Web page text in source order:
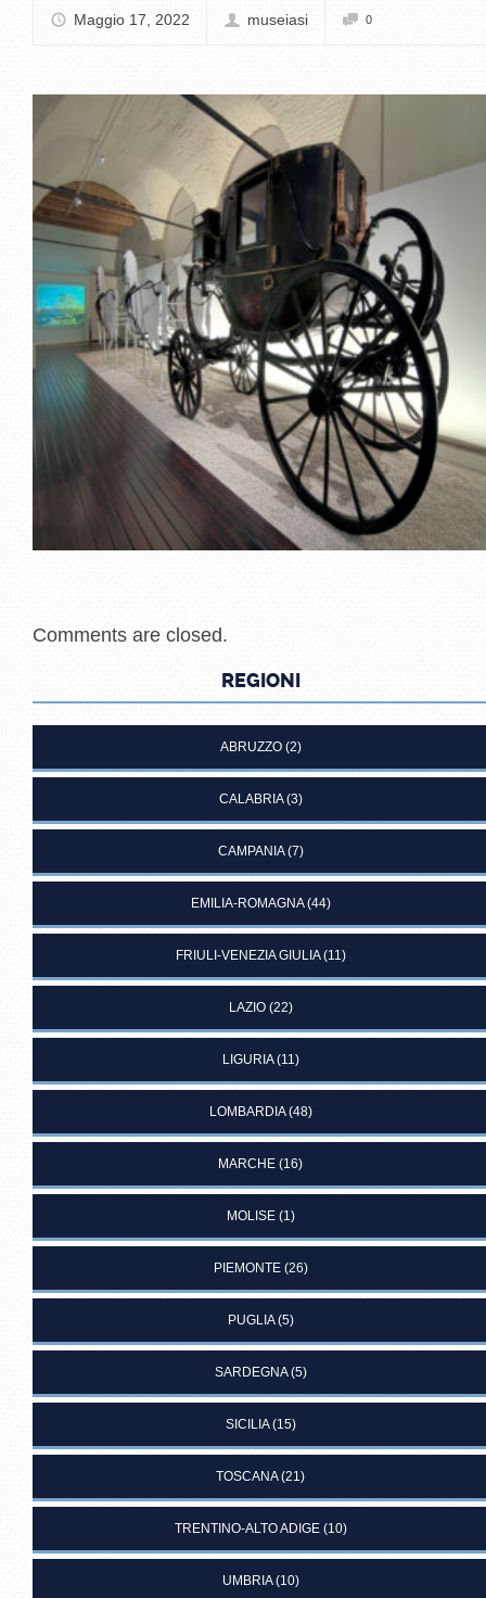
Maggio 17, 2022 museiasi 0
Comments are closed.
REGIONI
ABRUZZO(2)
CALABRIA(3)
CAMPANIA(7)
EMILIA-ROMAGNA(44)
FRIULI-VENEZIA GIULIA(11)
LAZIO(22)
LIGURIA(11)
LOMBARDIA(48)
MARCHE (16)
MOLISE(1)
PIEMONTE(26)
PUGLIA(5)
SARDEGNA(5)
SICILIA(15)
TOSCANA(21)
TRENTINO-ALTO ADIGE(10)
UMBRIA(10)